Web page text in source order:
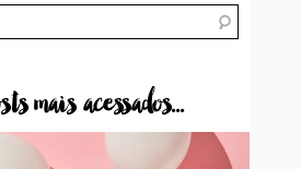
mais acessados...